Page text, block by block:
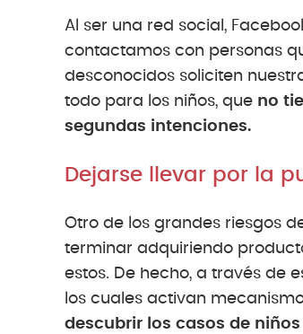
Al ser una red social,
contactamos con personas
desconocidos soliciten
todo para los niños, que no
segundas intenciones.
Dejarse llevar por la
Otro de los grandes riesgos
terminar adquiriendo
estos. De hecho, a través de
los cuales activan
descubrir los casos de